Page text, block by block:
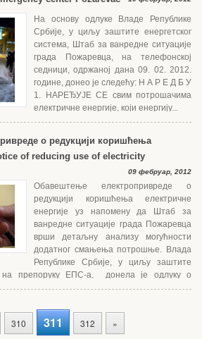
На основу одлуке Владе Републике
Србије, у циљу заштите енергетског
система, Штаб за ванредне ситуације
града Пожаревца, на телефонској
седници, одржаној дана 09. 02. 2012.
године, донео је следећу: Н А Р Е Д Б У
1. НАРЕЂУЈЕ СЕ свим потрошачима
електричне енергије, који енергију...
о редукцији коришћења
of reducing use of electricity
09 фебруар, 2012
Обавештење електропривреде о
редукцији коришћења електричне
енергије уз напомену да Штаб за
ванредне ситуације града Пожаревца
врши детаљну анализу могућности
додатног смањења потрошње. Влада
Републике Србије, у циљу заштите
на препоруку ЕПС-а, донела је одлуку о
енергије одређеним...
310 311 312 »